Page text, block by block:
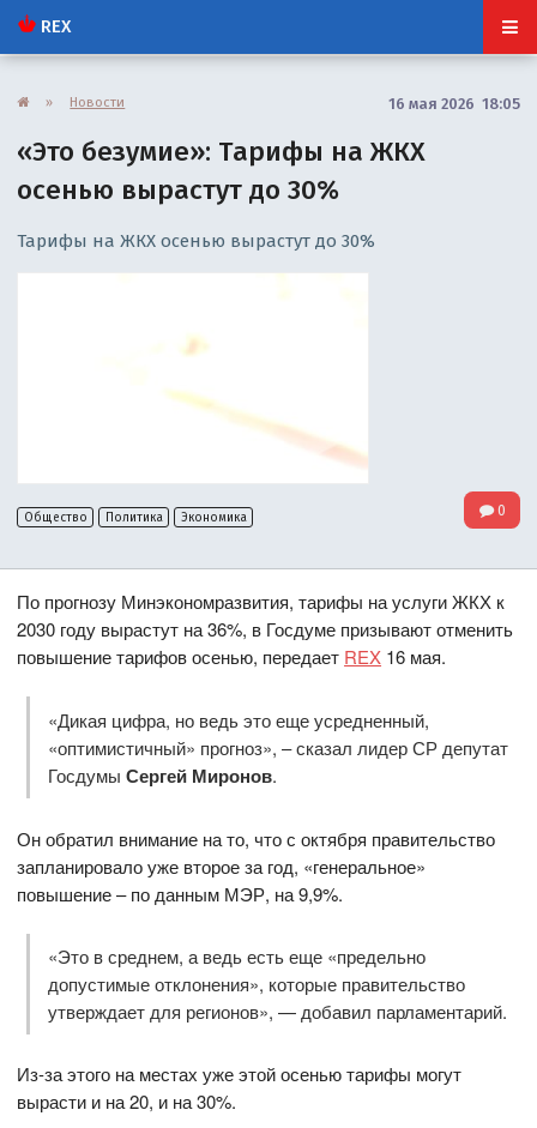
REX
» Новости 16 мая 2026 18:05
«Это безумие»: Тарифы на ЖКХ
осенью вырастут до 30%
Тарифы на ЖКХ осенью вырастут до 30%
Общество Политика Экономика 0
По прогнозу Минэкономразвития, тарифы на услуги ЖКХ к
2030 году вырастут на 36%, в Госдуме призывают отменить
повышение тарифов осенью, передает REX 16 мая.
«Дикая цифра, но ведь это еще усредненный,
«оптимистичный» прогноз», – сказал лидер СР депутат
Госдумы Сергей Миронов.
Он обратил внимание на то, что с октября правительство
запланировало уже второе за год, «генеральное»
повышение – по данным МЭР, на 9,9%.
«Это в среднем, а ведь есть еще «предельно
допустимые отклонения», которые правительство
утверждает для регионов», — добавил парламентарий.
Из-за этого на местах уже этой осенью тарифы могут
вырасти и на 20, и на 30%.